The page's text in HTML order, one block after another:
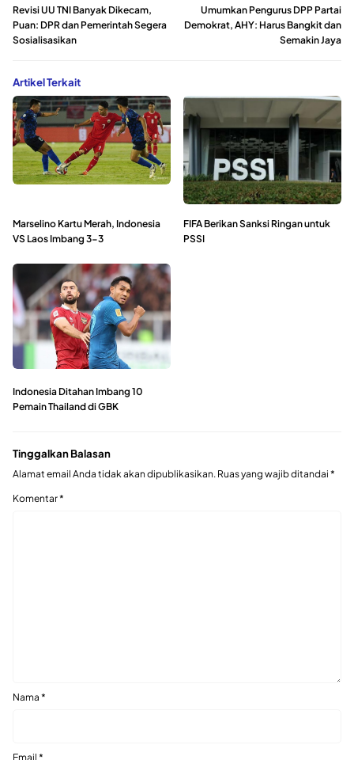
Revisi UU TNI Banyak Dikecam,
Puan: DPR dan Pemerintah Segera
Sosialisasikan
Umumkan Pengurus DPP Partai
Demokrat, AHY: Harus Bangkit dan
Semakin Jaya
Artikel Terkait
Marselino Kartu Merah, Indonesia
VS Laos Imbang 3-3
FIFA Berikan Sanksi Ringan untuk
PSSI
Indonesia Ditahan Imbang 10
Pemain Thailand di GBK
Tinggalkan Balasan
Alamat email Anda tidak akan dipublikasikan. Ruas yang wajib ditandai *
Komentar*
Nama *
Email *